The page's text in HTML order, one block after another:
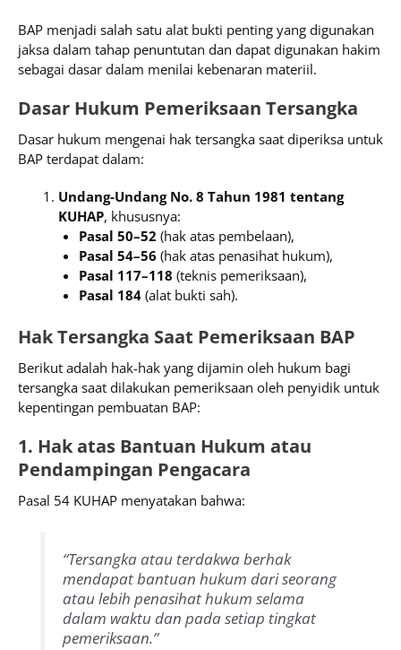
BAP menjadi salah satu alat bukti penting yang digunakan
jaksa dalam tahap penuntutan dan dapat digunakan hakim
sebagai dasar dalam menilai kebenaran materiil.
Dasar Hukum Pemeriksaan Tersangka
Dasar hukum mengenai hak tersangka saat diperiksa untuk
BAP terdapat dalam:
Undang-Undang No. 8 Tahun 1981 tentang
KUHAP, khususnya:
Pasal 50–52 (hak atas pembelaan),
Pasal 54–56 (hak atas penasihat hukum),
Pasal 117–118 (teknis pemeriksaan),
Pasal 184(alat bukti sah).
Hak Tersangka Saat Pemeriksaan BAP
Berikut adalah hak-hak yang dijamin oleh hukum bagi
tersangka saat dilakukan pemeriksaan oleh penyidik untuk
kepentingan pembuatan BAP:
1. Hak atas Bantuan Hukum atau
Pendampingan Pengacara
Pasal 54 KUHAP menyatakan bahwa:
“Tersangka atau terdakwa berhak
mendapat bantuan hukum dari seorang
atau lebih penasihat hukum selama
dalam waktu dan pada setiap tingkat
pemeriksaan.”